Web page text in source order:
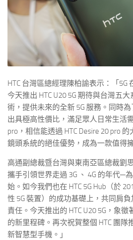
HTC 台灣區總經理陳柏諭表示：「5G
今天推出 HTC U20 5G 期待與台灣五
術，提供未來的全新 5G 服務。同時
出具極高性價比，滿足眾人日常生活
pro，相信能透過 HTC Desire 20 pro
鏡頭系統的絕佳優勢，成為一款值得
高通副總裁暨台灣與東南亞區總裁劉
攜手引領世界走過 3G 、 4G 的年代─
始。如今我們也在 HTC 5G Hub（於
性 5G 裝置）的成功基礎上，共同肩
責任。今天推出的 HTC U20 5G，象徵
的新里程碑。再次祝賀整個 HTC 團隊
新智慧型手機。」